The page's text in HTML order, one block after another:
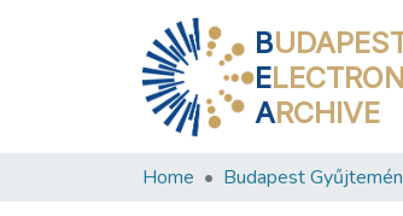
B
E
ARCHIVE
Home Budapest